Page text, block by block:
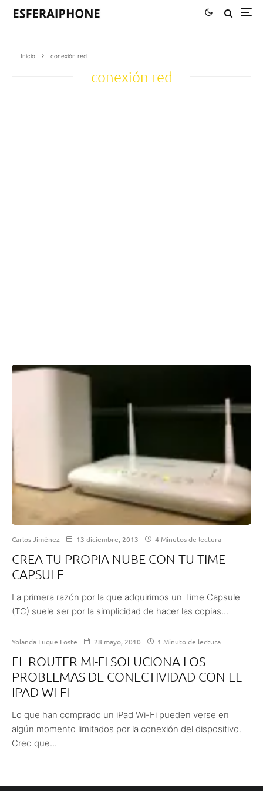
Inicio conexión red
conexión red
Carlos Jiménez 13 diciembre, 2013 4 Minutos de lectura
CREA TU PROPIA NUBE CON TU TIME
CAPSULE
La primera razón por la que adquirimos un Time Capsule
(TC) suele ser por la simplicidad de hacer las copias...
Yolanda Luque Loste 28 mayo, 2010 1 Minuto de lectura
EL ROUTER MI-FI SOLUCIONA LOS
PROBLEMAS DE CONECTIVIDAD CON EL
IPAD WI-FI
Lo que han comprado un iPad Wi-Fi pueden verse en
algún momento limitados por la conexión del dispositivo.
Creo que...